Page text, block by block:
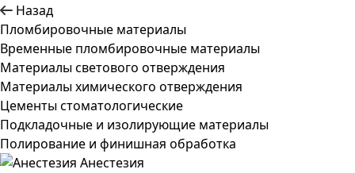
Назад
Пломбировочные материалы
Временные пломбировочные материалы
Материалы светового отверждения
Материалы химического отверждения
Цементы стоматологические
Подкладочные и изолирующие материалы
Полирование и финишная обработка
Анестезия